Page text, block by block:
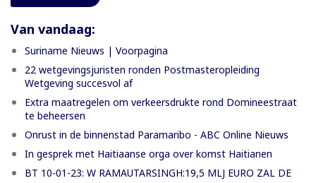
Van vandaag:
Suriname Nieuws | Voorpagina
22 wetgevingsjuristen ronden Postmasteropleiding
Wetgeving succesvol af
Extra maatregelen om verkeersdrukte rond Domineestraat
te beheersen
Onrust in de binnenstad Paramaribo - ABC Online Nieuws
In gesprek met Haitiaanse orga over komst Haitianen
BT 10-01-23: W RAMAUTARSINGH:19,5 MLJ EURO ZAL DE